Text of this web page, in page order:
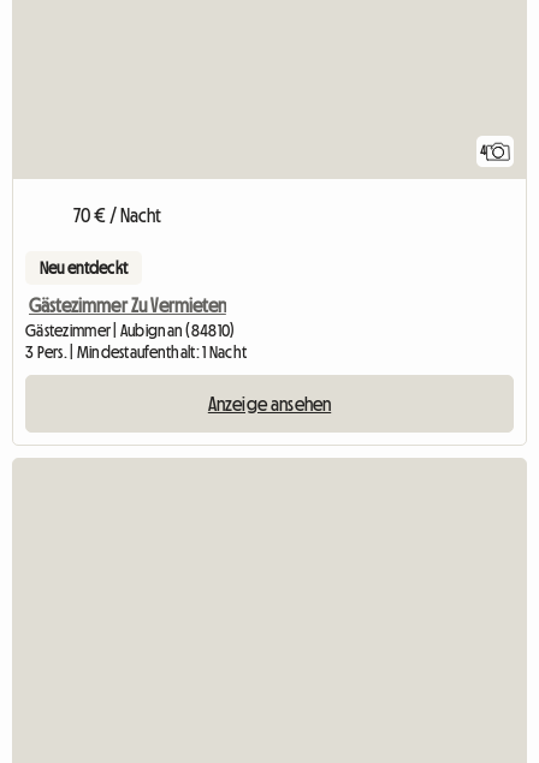
4
70 € / Nacht
Neu entdeckt
Gästezimmer Zu Vermieten
Gästezimmer | Aubignan (84810)
3 Pers. | Mindestaufenthalt: 1 Nacht
Anzeige ansehen